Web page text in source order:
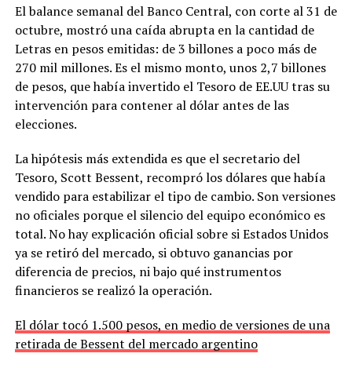
El balance semanal del Banco Central, con corte al 31 de
octubre, mostró una caída abrupta en la cantidad de
Letras en pesos emitidas: de 3 billones a poco más de
270 mil millones. Es el mismo monto, unos 2,7 billones
de pesos, que había invertido el Tesoro de EE.UU tras su
intervención para contener al dólar antes de las
elecciones.
La hipótesis más extendida es que el secretario del
Tesoro, Scott Bessent, recompró los dólares que había
vendido para estabilizar el tipo de cambio. Son versiones
no oficiales porque el silencio del equipo económico es
total. No hay explicación oficial sobre si Estados Unidos
ya se retiró del mercado, si obtuvo ganancias por
diferencia de precios, ni bajo qué instrumentos
financieros se realizó la operación.
El dólar tocó 1.500 pesos, en medio de versiones de una
retirada de Bessent del mercado argentino